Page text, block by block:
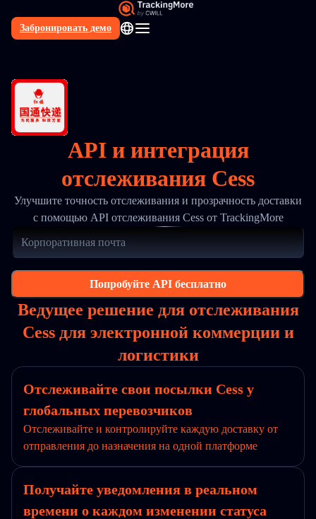
Забронировать демо
RU
API и интеграция
отслеживания Cess
Улучшите точность отслеживания и прозрачность доставки
с помощью API отслеживания Cess от TrackingMore
Попробуйте API бесплатно
Ведущее решение для отслеживания
Cess для электронной коммерции и
логистики
Отслеживайте свои посылки Cess у
глобальных перевозчиков
Отслеживайте и контролируйте каждую доставку от
отправления до назначения на одной платформе
Получайте уведомления в реальном
времени о каждом изменении статуса